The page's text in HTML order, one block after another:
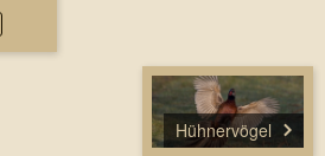
Hühnervögel